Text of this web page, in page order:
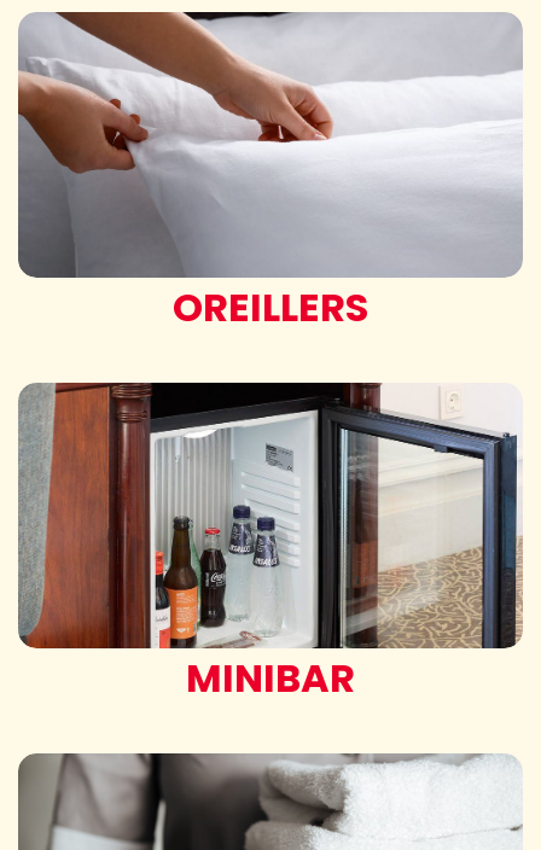
OREILLERS
MINIBAR